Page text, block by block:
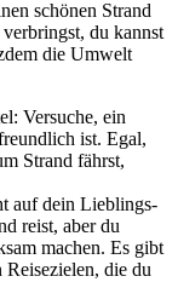
schönen Strand
du kannst
die Umwelt
Versuche, ein
ist. Egal,
Strand fährst,
auf dein Lieblings-
reist, aber du
machen. Es gibt
die du